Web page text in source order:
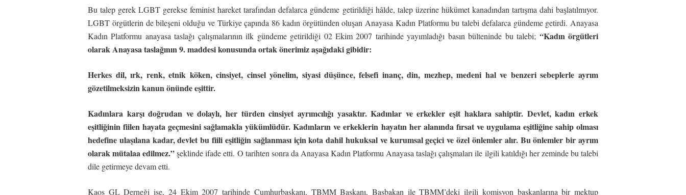
Bu talep gerek LGBT gerekse feminist hareket tarafından defalarca gündeme getirildiği hâlde, talep üzerine hükümet kanadından tartışma dahi başlatılmıyor.
LGBT örgütlerin de bileşeni olduğu ve Türkiye çapında 86 kadın örgütünden oluşan Anayasa Kadın Platformu bu talebi defalarca gündeme getirdi. Anayasa
Kadın Platformu anayasa taslağı çalışmalarının ilk gündeme getirildiği 02 Ekim 2007 tarihinde yayımladığı basın bülteninde bu talebi; “Kadın örgütleri
olarak Anayasa taslağının 9. maddesi konusunda ortak önerimiz aşağıdaki gibidir:
Herkes dil, ırk, renk, etnik köken, cinsiyet, cinsel yönelim, siyasi düşünce, felsefi inanç, din, mezhep, medeni hal ve benzeri sebeplerle ayrım
gözetilmeksizin kanun önünde eşittir.
Kadınlara karşı doğrudan ve dolaylı, her türden cinsiyet ayrımcılığı yasaktır. Kadınlar ve erkekler eşit haklara sahiptir. Devlet, kadın erkek
eşitliğinin fiilen hayata geçmesini sağlamakla yükümlüdür. Kadınların ve erkeklerin hayatın her alanında fırsat ve uygulama eşitliğine sahip olması
hedefine ulaşılana kadar, devlet bu fiili eşitliğin sağlanması için kota dahil hukuksal ve kurumsal geçici ve özel önlemler alır. Bu önlemler bir ayrım
olarak mütalaa edilmez.”şeklinde ifade etti. O tarihten sonra da Anayasa Kadın Platformu Anayasa taslağı çalışmaları ile ilgili katıldığı her zeminde bu talebi
dile getirmeye devam etti.
Kaos GL Derneği ise, 24 Ekim 2007 tarihinde Cumhurbaşkanı, TBMM Başkanı, Başbakan ile TBMM’deki ilgili komisyon başkanlarına bir mektup